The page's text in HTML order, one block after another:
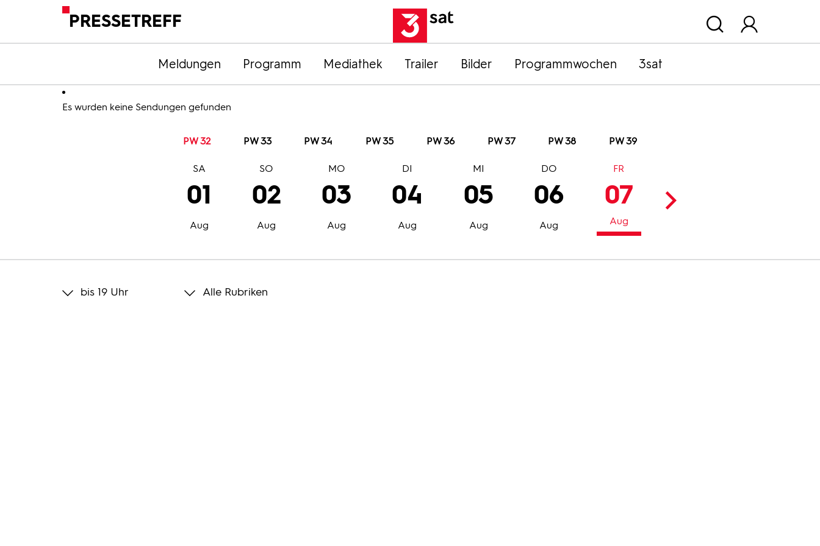
PRESSETREFF
Meldungen Programm Mediathek Trailer Bilder Programmwochen 3sat
Es wurden keine Sendungen gefunden
PW 32 PW 33 PW 34 PW 35 PW 36 PW 37 PW 38 PW 39
01
Aug
SA
02
Aug
SO
03
Aug
MO
04
Aug
DI
05
Aug
MI
06
Aug
DO
07
Aug
FR
08
bis 19 Uhr Alle Rubriken